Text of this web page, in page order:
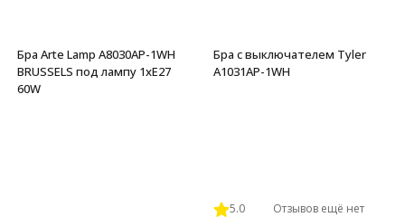
Бра Arte Lamp A8030AP-1WH
BRUSSELS под лампу 1xE27
60W
Бра с выключателем Tyler
A1031AP-1WH
5.0 Отзывов ещё нет